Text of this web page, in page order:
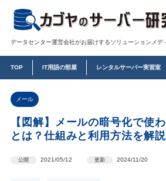
データセンター運営会社がお届けするソリューションメデ
TOP IT用語の部屋 レンタルサーバー実習室
メール
【図解】メールの暗号化で使
とは？仕組みと利用方法を解
公開 2021/05/12 更新 2024/11/20